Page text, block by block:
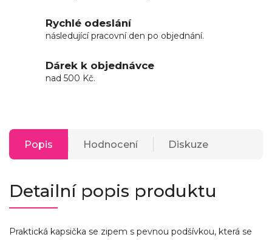
Rychlé odeslání
následující pracovní den po objednání.
Dárek k objednávce
nad 500 Kč.
Popis Hodnocení Diskuze
Detailní popis produktu
Praktická kapsička se zipem s pevnou podšívkou, která se